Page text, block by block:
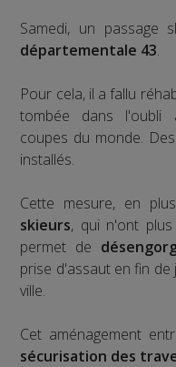
Samedi, un passage
départementale 43.
Pour cela, il a fallu
tombée dans l'oubli
coupes du monde.
installés.
Cette mesure, en
skieurs, qui n'ont
permet de
prise d'assaut en fin
ville.
Cet aménagement
sécurisation des